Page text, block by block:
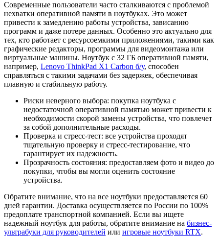
Современные пользователи часто сталкиваются с проблемой
нехватки оперативной памяти в ноутбуках. Это может
привести к замедлению работы устройства, зависанию
программ и даже потере данных. Особенно это актуально для
тех, кто работает с ресурсоемкими приложениями, такими как
графические редакторы, программы для видеомонтажа или
виртуальные машины. Ноутбук с 32 ГБ оперативной памяти,
например, Lenovo ThinkPad X1 Carbon б/у, способен
справляться с такими задачами без задержек, обеспечивая
плавную и стабильную работу.
Риски неверного выбора: покупка ноутбука с
недостаточной оперативной памятью может привести к
необходимости скорой замены устройства, что повлечет
за собой дополнительные расходы.
Проверка и стресс-тест: все устройства проходят
тщательную проверку и стресс-тестирование, что
гарантирует их надежность.
Прозрачность состояния: предоставляем фото и видео до
покупки, чтобы вы могли оценить состояние
устройства.
Обратите внимание, что на все ноутбуки предоставляется 60
дней гарантии. Доставка осуществляется по России по 100%
предоплате транспортной компанией. Если вы ищете
надежный ноутбук для работы, обратите внимание на бизнес-
ультрабуки для руководителей или игровые ноутбуки RTX.